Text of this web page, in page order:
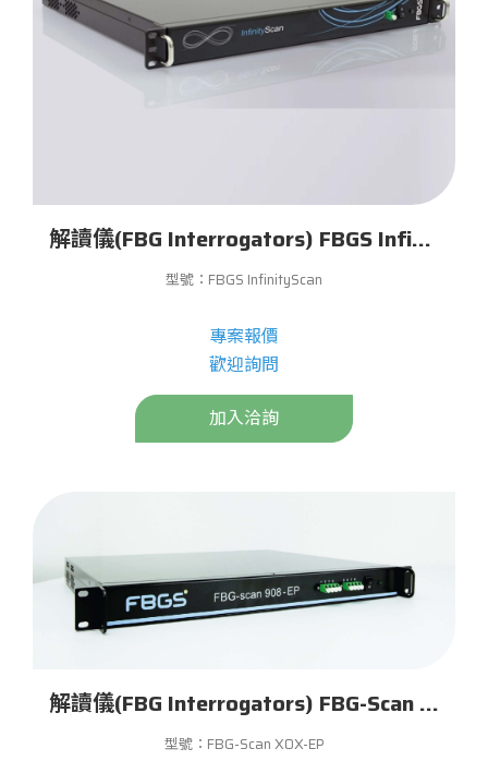
解讀儀(FBG Interrogators) FBGS InfinityScan
型號：FBGS InfinityScan
專案報價
歡迎詢問
加入洽詢
解讀儀(FBG Interrogators) FBG-Scan X0X EP
型號：FBG-Scan X0X-EP